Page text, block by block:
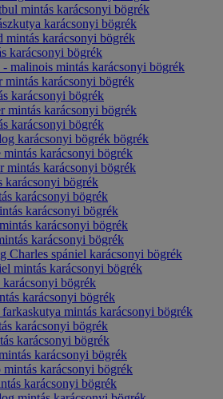
mintás karácsonyi bögrék
karácsonyi bögrék
mintás karácsonyi bögrék
karácsonyi bögrék
malinois mintás karácsonyi bögrék
mintás karácsonyi bögrék
karácsonyi bögrék
mintás karácsonyi bögrék
karácsonyi bögrék
karácsonyi bögrék bögrék
karácsonyi bögrék
mintás karácsonyi bögrék
karácsonyi bögrék
karácsonyi bögrék
karácsonyi bögrék
karácsonyi bögrék
karácsonyi bögrék
Charles spániel karácsonyi bögrék
mintás karácsonyi bögrék
bögrék
karácsonyi bögrék
mintás karácsonyi bögrék
karácsonyi bögrék
karácsonyi bögrék
karácsonyi bögrék
karácsonyi bögrék
karácsonyi bögrék